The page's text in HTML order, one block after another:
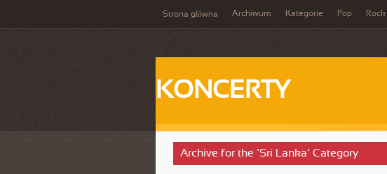
Strona główna Archiwum Kategorie Pop Rock
KONCERTY
Archive for the ‘Sri Lanka’ Category